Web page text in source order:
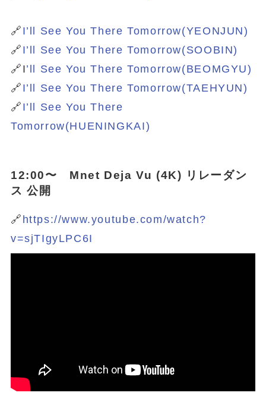
🔗 I’ll See You There Tomorrow(YEONJUN)
🔗 I’ll See You There Tomorrow(SOOBIN)
🔗I’ll See You There Tomorrow(BEOMGYU)
🔗 I’ll See You There Tomorrow(TAEHYUN)
🔗 I’ll See You There
Tomorrow(HUENINGKAI)
12:00〜 Mnet Deja Vu (4K) リレーダン
ス 公開
🔗 https://www.youtube.com/watch?
v=sjTIgyLPC6I